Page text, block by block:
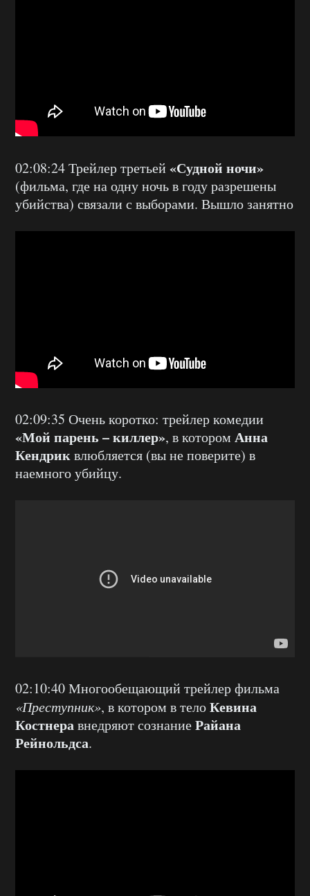
02:08:24 Трейлер третьей «Судной ночи»
(фильма, где на одну ночь в году разрешены
убийства) связали с выборами. Вышло занятно
02:09:35 Очень коротко: трейлер комедии
«Мой парень – киллер», в котором Анна
Кендриквлюбляется (вы не поверите) в
наемного убийцу.
02:10:40 Многообещающий трейлер фильма
«Преступник», в котором в телоКевина
Костнеравнедряют сознаниеРайана
Рейнольдса.